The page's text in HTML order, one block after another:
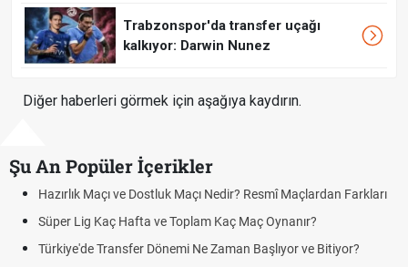
Trabzonspor'da transfer uçağı
kalkıyor: Darwin Nunez
Diğer haberleri görmek için aşağıya kaydırın.
Şu An Popüler İçerikler
Hazırlık Maçı ve Dostluk Maçı Nedir? Resmî Maçlardan Farkları
Süper Lig Kaç Hafta ve Toplam Kaç Maç Oynanır?
Türkiye'de Transfer Dönemi Ne Zaman Başlıyor ve Bitiyor?